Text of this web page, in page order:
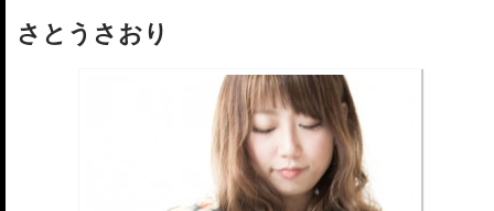
さとうさおり